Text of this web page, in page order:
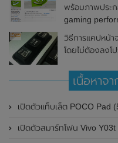
พร้อมภาพประ
gaming
วิธีการแคปหน้
โดยไม่ต้องลงโ
เนื้อหาจ
เปิดตัวแท็บเล็ต POCO Pad (5G) อย่างเป็นทางการแล้วในประเทศ
เปิดตัวสมาร์ทโฟน Vivo Y03t ในประเทศฟิลิปปินส์อย่างเป็นทางการแล้ว มาพร้อม